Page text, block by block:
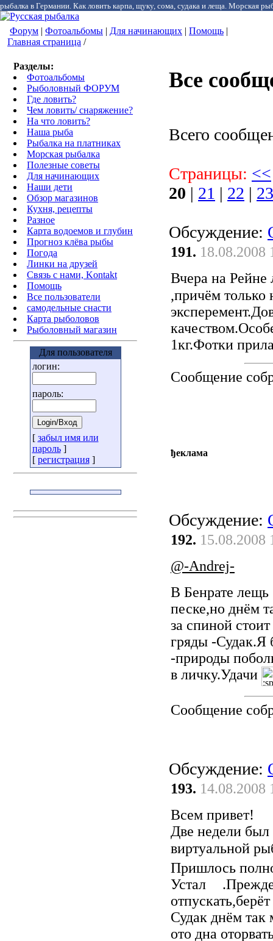
рыбалка в Германии. Как ловить карпа, щуку, сома, судака и леща. Морская
Форум | Фотоальбомы | Для начинающих | Помощь |
Главная страница /
Разделы:
Фотоальбомы
Рыболовный ФОРУМ
Где ловить?
Чем ловить/ снаряжение?
На что ловить?
Наша рыба
Рыбалка на платниках
Морская рыбалка
Полезные советы
Для начинающих
Наши дети
Обзор магазинов
Кухня, рецепты
Разное
Карта водоемов и глубин
Прогноз клёва рыбы
Погода
Линки на друзей
Связь с нами, Kontakt
Помощь
Все пользователи
самодельные снасти
Карта рыболовов
Рыболовный магазин
Для пользователя
логин:
пароль:
[ забыл имя или
пароль]
[ регистрация]
Все
Всего
Страницы: <<
20 | 21 | 22 | 23
Обсуждение:
191. 18.08.2008
Вчера на
,причём только
1кг.Фотки
Сообщение
ђеклама
Обсуждение:
192. 15.08.2008
@-Andrej-
В Бенрате лещь
песке,но днём
за спиной стоит
гряды -Судак.Я
-природы
в личку.Удачи
Сообщение
Обсуждение:
193. 14.08.2008
Всем привет!
Две недели был
виртуальной
Пришлось
Устал
Судак днём так
ото дна